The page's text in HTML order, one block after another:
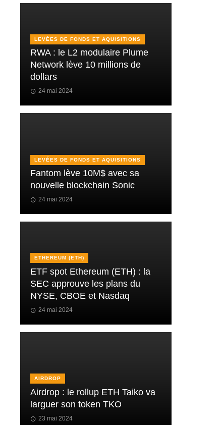
LEVÉES DE FONDS ET AQUISITIONS
RWA : le L2 modulaire Plume
Network lève 10 millions de
dollars
24 mai 2024
LEVÉES DE FONDS ET AQUISITIONS
Fantom lève 10M$ avec sa
nouvelle blockchain Sonic
24 mai 2024
ETHEREUM (ETH)
ETF spot Ethereum (ETH) : la
SEC approuve les plans du
NYSE, CBOE et Nasdaq
24 mai 2024
AIRDROP
Airdrop : le rollup ETH Taiko va
larguer son token TKO
23 mai 2024